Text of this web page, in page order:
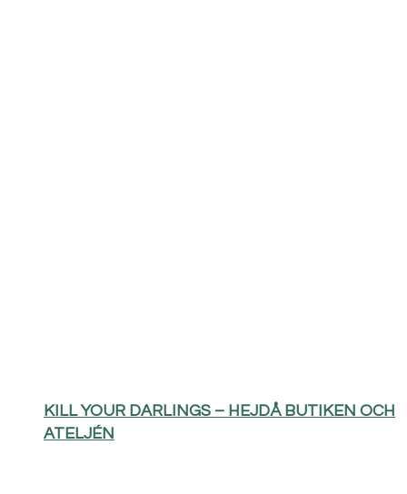
KILL YOUR DARLINGS – HEJDÅ BUTIKEN OCH
ATELJÉN